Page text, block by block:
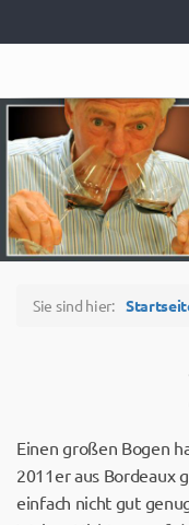
Sie sind hier:
Einen großen Bogen
2011er aus Bordeaux
einfach nicht gut